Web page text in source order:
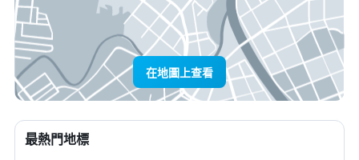
在地圖上查看
最熱門地標